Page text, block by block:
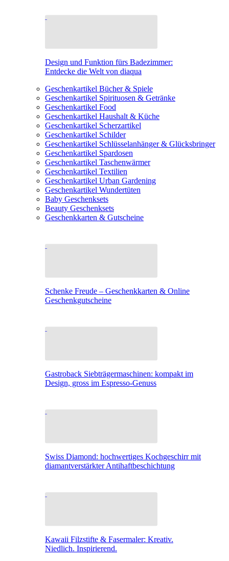
Design und Funktion fürs Badezimmer:
Entdecke die Welt von diaqua
Geschenkartikel Bücher & Spiele
Geschenkartikel Spirituosen & Getränke
Geschenkartikel Food
Geschenkartikel Haushalt & Küche
Geschenkartikel Scherzartikel
Geschenkartikel Schilder
Geschenkartikel Schlüsselanhänger & Glücksbringer
Geschenkartikel Spardosen
Geschenkartikel Taschenwärmer
Geschenkartikel Textilien
Geschenkartikel Urban Gardening
Geschenkartikel Wundertüten
Baby Geschenksets
Beauty Geschenksets
Geschenkkarten & Gutscheine
Schenke Freude – Geschenkkarten & Online
Geschenkgutscheine
Gastroback Siebträgermaschinen: kompakt im
Design, gross im Espresso-Genuss
Swiss Diamond: hochwertiges Kochgeschirr mit
diamantverstärkter Antihaftbeschichtung
Kawaii Filzstifte & Fasermaler: Kreativ.
Niedlich. Inspirierend.